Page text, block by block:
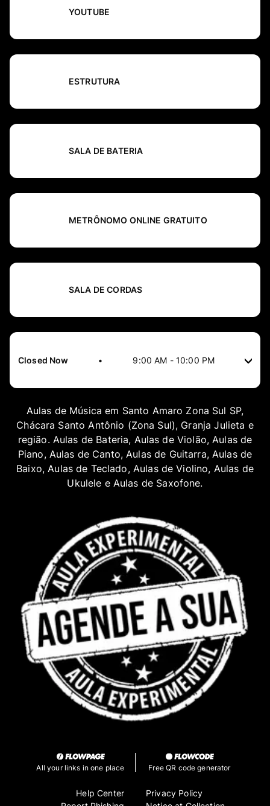
YOUTUBE
ESTRUTURA
SALA DE BATERIA
METRÔNOMO ONLINE GRATUITO
SALA DE CORDAS
Closed Now • 9:00 AM - 10:00 PM
Aulas de Música em Santo Amaro Zona Sul SP,
Chácara Santo Antônio (Zona Sul), Granja Julieta e
região. Aulas de Bateria, Aulas de Violão, Aulas de
Piano, Aulas de Canto, Aulas de Guitarra, Aulas de
Baixo, Aulas de Teclado, Aulas de Violino, Aulas de
Ukulele e Aulas de Saxofone.
All your links in one place Free QR code generator
Help Center
Privacy Policy